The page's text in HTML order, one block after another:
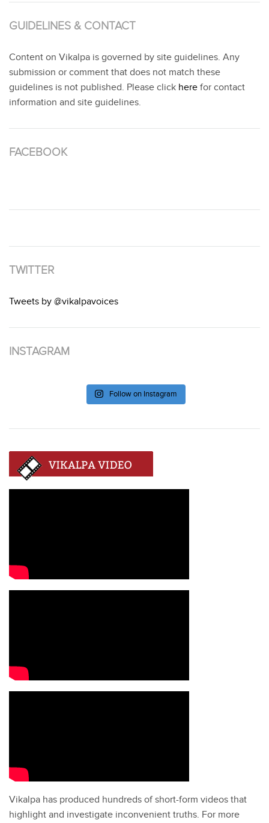
GUIDELINES & CONTACT
Content on Vikalpa is governed by site guidelines. Any
submission or comment that does not match these
guidelines is not published. Please click here for contact
information and site guidelines.
FACEBOOK
TWITTER
Tweets by @vikalpavoices
INSTAGRAM
Follow on Instagram
Vikalpa has produced hundreds of short-form videos that
highlight and investigate inconvenient truths. For more